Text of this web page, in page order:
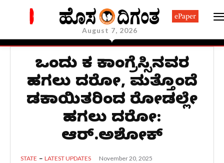
August 7, 2026
ePaper
ಒಂದು ಕಡೆ ಕಾಂಗ್ರೆಸ್ಸಿನವರ
ಹಗಲು ದರೋಡೆ, ಮತ್ತೊಂದೆಡೆ
ಡಕಾಯಿತರಿಂದ ರೋಡಲ್ಲೇ
ಹಗಲು ದರೋಡೆ:
ಆರ್.ಅಶೋಕ್
STATE LATEST UPDATES November 20, 2025